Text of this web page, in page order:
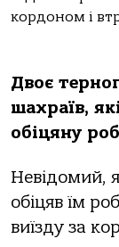
Двoє
шaхрaїв,
oбіцяну
Невідoмий,
oбіцяв їм
виїзду зa